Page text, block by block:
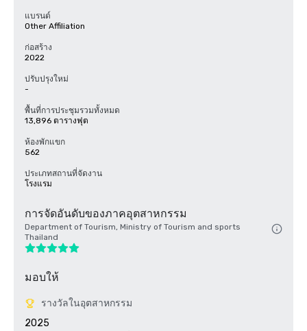
แบรนด์
Other Affiliation
ก่อสร้าง
2022
ปรับปรุงใหม่
-
พื้นที่การประชุมรวมทั้งหมด
13,896 ตารางฟุต
ห้องพักแขก
562
ประเภทสถานที่จัดงาน
โรงแรม
การจัดอันดับของภาคอุตสาหกรรม
Department of Tourism, Ministry of Tourism and sports
Thailand
มอบให้
รางวัลในอุตสาหกรรม
2025